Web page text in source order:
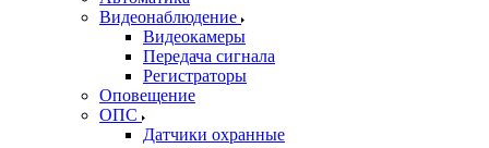
Видеонаблюдение
Видеокамеры
Передача сигнала
Регистраторы
Оповещение
ОПС
Датчики охранные